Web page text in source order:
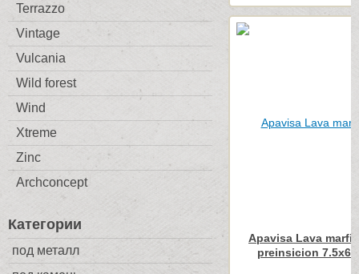
Terrazzo
Vintage
Vulcania
Wild forest
Wind
Xtreme
Zinc
Archconcept
Категории
под металл
Apavisa Lava
preinsicion 7.5x60